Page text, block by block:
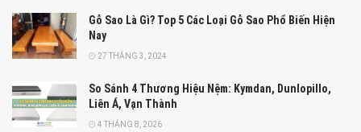
Gỗ Sao Là Gì? Top 5 Các Loại Gỗ Sao Phổ Biến Hiện
Nay
27 THÁNG 3, 2024
So Sánh 4 Thương Hiệu Nệm: Kymdan, Dunlopillo,
Liên Á, Vạn Thành
4 THÁNG 8, 2026